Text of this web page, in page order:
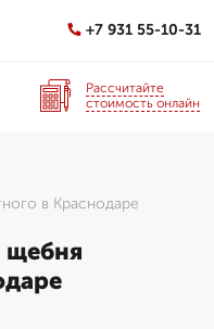
+7 931 55-10-31
Рассчитайте
стоимость онлайн
в Краснодаре
щебня